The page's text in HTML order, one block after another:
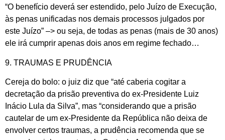
“O benefício deverá ser estendido, pelo Juízo de Execução,
às penas unificadas nos demais processos julgados por
este Juízo” –> ou seja, de todas as penas (mais de 30 anos)
ele irá cumprir apenas dois anos em regime fechado…
9. TRAUMAS E PRUDÊNCIA
Cereja do bolo: o juiz diz que “até caberia cogitar a
decretação da prisão preventiva do ex-Presidente Luiz
Inácio Lula da Silva”, mas “considerando que a prisão
cautelar de um ex-Presidente da República não deixa de
envolver certos traumas, a prudência recomenda que se